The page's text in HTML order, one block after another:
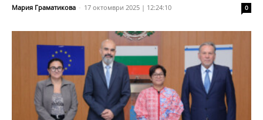
Мария Граматикова - 17 октомври 2025 | 12:24:10 0